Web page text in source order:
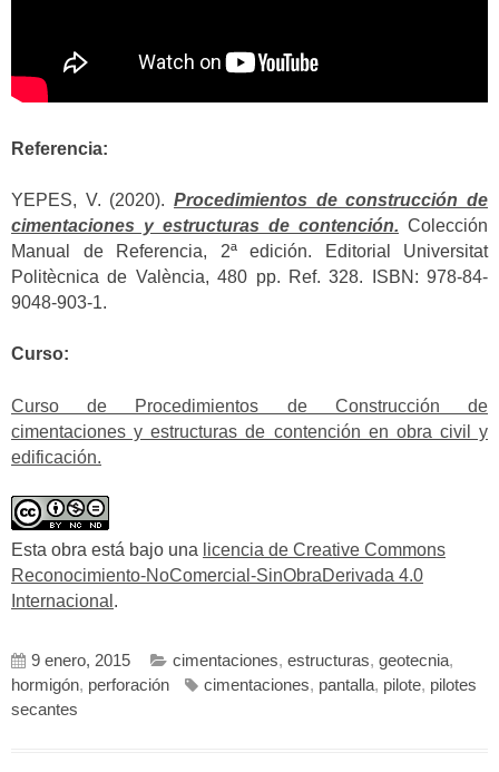
Referencia:
YEPES, V. (2020). Procedimientos de construcción de
cimentaciones y estructuras de contención. Colección
Manual de Referencia, 2ª edición. Editorial Universitat
Politècnica de València, 480 pp. Ref. 328. ISBN: 978-84-
9048-903-1.
Curso:
Curso de Procedimientos de Construcción de
cimentaciones y estructuras de contención en obra civil y
edificación.
Esta obra está bajo una licencia de Creative Commons
Reconocimiento-NoComercial-SinObraDerivada 4.0
Internacional .
9 enero, 2015 cimentaciones, estructuras, geotecnia,
hormigón, perforación cimentaciones, pantalla, pilote, pilotes
secantes